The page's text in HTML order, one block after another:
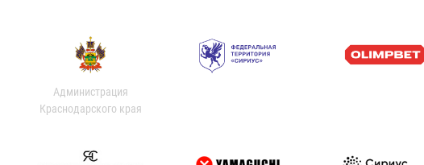
Администрация
Краснодарского края